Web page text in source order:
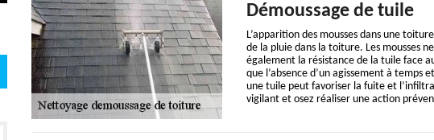
Démoussage de tuile
L’apparition des mousses dans une
de la pluie dans la toiture. Les mousses
également la résistance de la tuile face
que l’absence d’un agissement à temps
une tuile peut favoriser la fuite et
vigilant et osez réaliser une action